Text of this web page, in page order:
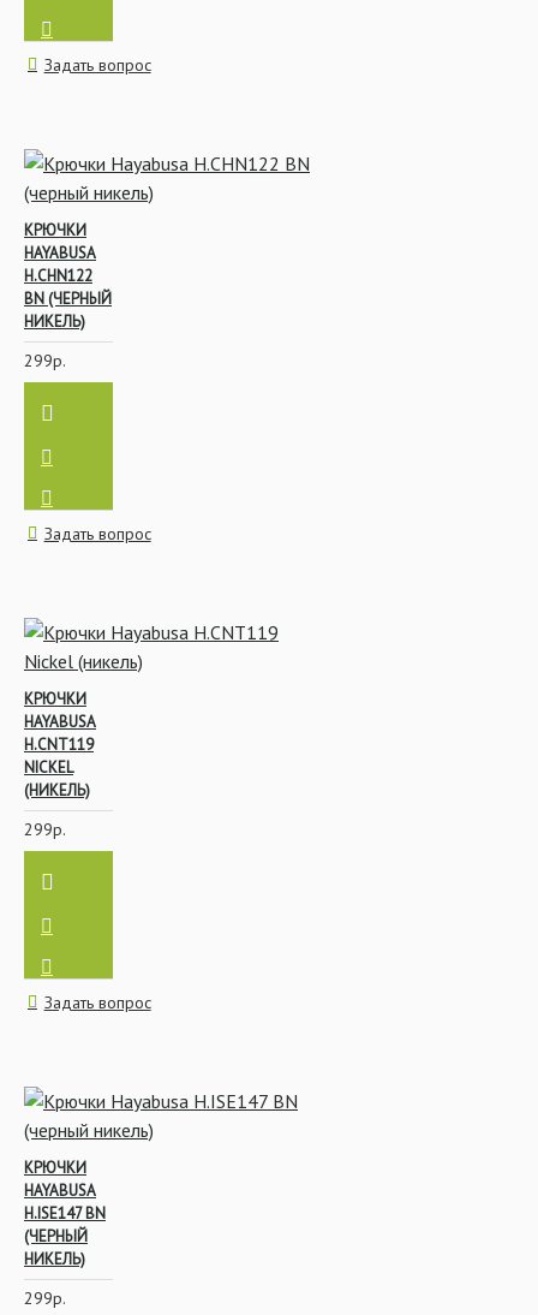
Задать вопрос
КРЮЧКИ
HAYABUSA
H.CHN122
BN (ЧЕРНЫЙ
НИКЕЛЬ)
299р.
Задать вопрос
КРЮЧКИ
HAYABUSA
H.CNT119
NICKEL
(НИКЕЛЬ)
299р.
Задать вопрос
КРЮЧКИ
HAYABUSA
H.ISE147 BN
(ЧЕРНЫЙ
НИКЕЛЬ)
299р.